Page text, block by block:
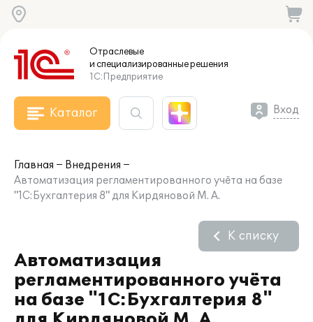
Отраслевые
и специализированныерешения
1С:Предприятие
Каталог Вход
Главная
Внедрения
Автоматизация регламентированного учёта на базе
"1С:Бухгалтерия 8" для Кирдяновой М. А.
Автоматизация
регламентированного учёта
на базе "1С:Бухгалтерия 8"
К списку